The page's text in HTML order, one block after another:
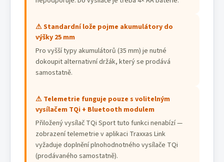
⚠ Standardní lože pojme akumulátory do
výšky 25 mm
Pro vyšší typy akumulátorů (35 mm) je nutné
dokoupit alternativní držák, který se prodává
samostatně.
⚠ Telemetrie funguje pouze s volitelným
vysílačem TQi + Bluetooth modulem
Přiložený vysílač TQi Sport tuto funkci nenabízí —
zobrazení telemetrie v aplikaci Traxxas Link
vyžaduje doplnění plnohodnotného vysílače TQi
(prodávaného samostatně).